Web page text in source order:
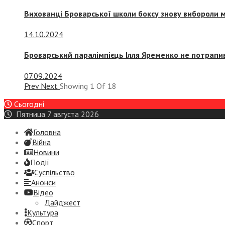
Вихованці Броварської школи боксу знову вибороли
14.10.2024
Броварський паралімпієць Ілля Яременко не
07.09.2024
Prev Next Showing 1 Of 18
Сьогодні
Пятница 7 августа 2026
Головна
Війна
Новини
Події
Суспiльство
Анонси
Відео
Дайджест
Культура
Спорт